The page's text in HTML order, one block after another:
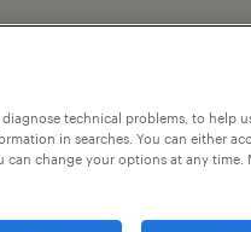
technical problems, to help
in searches. You can either
can change your options at any time.